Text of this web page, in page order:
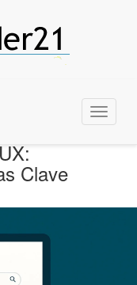
Menu
Clave